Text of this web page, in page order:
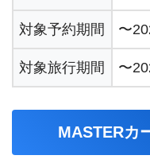
対象予約期間 〜
対象旅行期間 〜
MASTERカ